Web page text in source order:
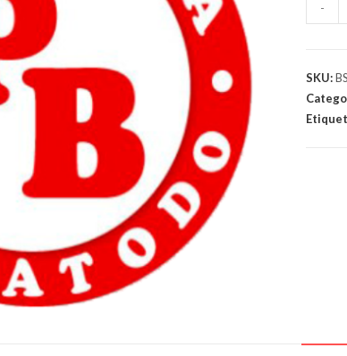
P/
90
C.C.
-
SKU: